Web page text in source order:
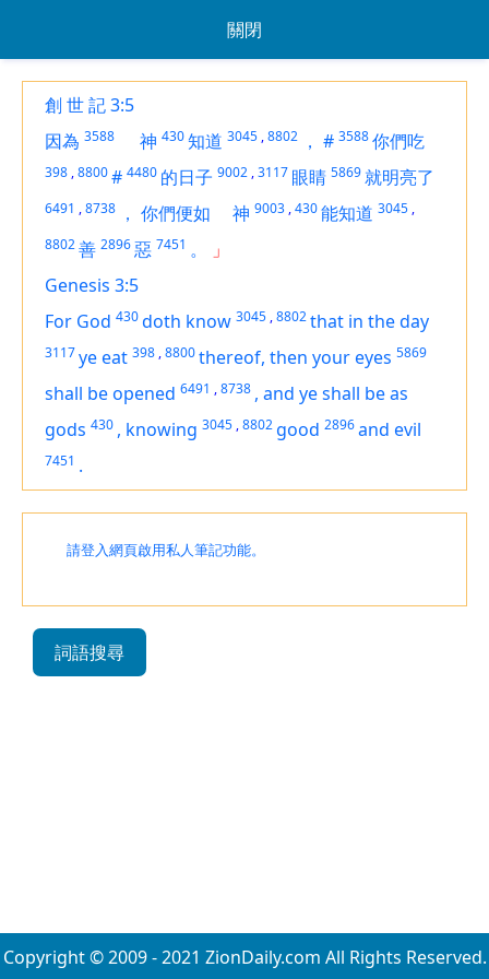
關閉
創 世 記 3:5
因為 3588 神 430知道 3045 ,8802 ， # 3588你們吃
398 ,8800# 4480 的日子 9002 ,3117 眼睛 5869就明亮了
6491 ,8738 ， 你們便如 神 9003 ,430能知道 3045 ,
8802善 2896惡 7451 。
」
Genesis 3:5
For God 430doth know 3045 ,8802that in the day
3117ye eat 398 ,8800thereof, then your eyes 5869
shall be opened 6491 ,8738 , and ye shall be as
gods 430 , knowing 3045 ,8802 good 2896and evil
7451 .
請登入網頁啟用私人筆記功能。
詞語搜尋
Copyright © 2009 - 2021 ZionDaily.com All Rights Reserved.